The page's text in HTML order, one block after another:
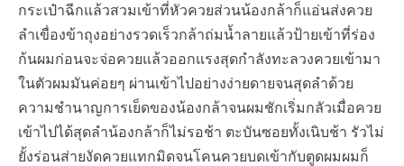
กระเป๋าฉีกแล้วสวมเข้าที่หัวควยส่วนน้องกล้าก็แอ่นส่งควย
ลำเขื่องข้าถุงอย่างรวดเร็วกล้าถ่มน้ำลายแล้วป้ายเข้าที่ร่อง
ก้นผมก่อนจะจ่อควยแล้วออกแรงสุดกำลังทะลวงควยเข้ามา
ในตัวผมมันค่อยๆ ผ่านเข้าไปอย่างง่ายดายจนสุดลำด้วย
ความชำนาญการเย็ดของน้องกล้าจนผมชักเริ่มกลัวเมื่อควย
เข้าไปได้สุดลำน้องกล้าก็ไม่รอช้า ตะบันซอยทั้งเนิบช้า รัวไม่
ยั้งร่อนส่ายงัดควยแทกมิดจนโคนควยบดเข้ากับตูดผมผมก็